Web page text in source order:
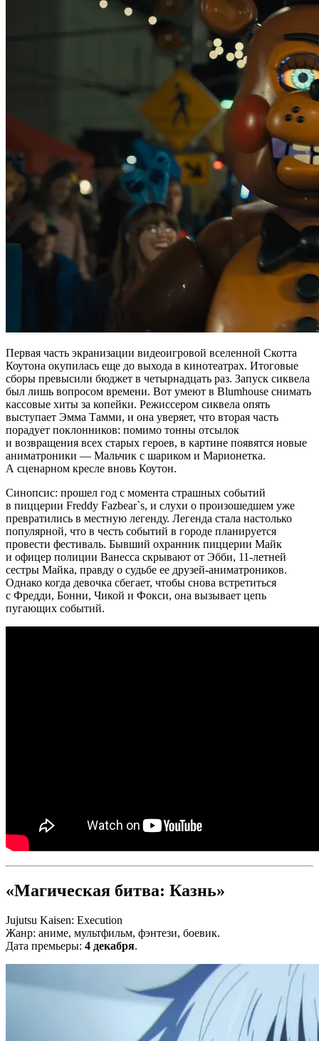
Первая часть экранизации видеоигровой вселенной Скотта
Коутона окупилась еще до выхода в кинотеатрах. Итоговые
сборы превысили бюджет в четырнадцать раз. Запуск сиквела
был лишь вопросом времени. Вот умеют в Blumhouse снимать
кассовые хиты за копейки. Режиссером сиквела опять
выступает Эмма Тамми, и она уверяет, что вторая часть
порадует поклонников: помимо тонны отсылок
и возвращения всех старых героев, в картине появятся новые
аниматроники — Мальчик с шариком и Марионетка.
А сценарном кресле вновь Коутон.
Синопсис: прошел год с момента страшных событий
в пиццерии Freddy Fazbear`s, и слухи о произошедшем уже
превратились в местную легенду. Легенда стала настолько
популярной, что в честь событий в городе планируется
провести фестиваль. Бывший охранник пиццерии Майк
и офицер полиции Ванесса скрывают от Эбби, 11-летней
сестры Майка, правду о судьбе ее друзей-аниматроников.
Однако когда девочка сбегает, чтобы снова встретиться
с Фредди, Бонни, Чикой и Фокси, она вызывает цепь
пугающих событий.
«Магическая битва: Казнь»
Jujutsu Kaisen: Execution
Жанр: аниме, мультфильм, фэнтези, боевик.
Дата премьеры: 4 декабря.